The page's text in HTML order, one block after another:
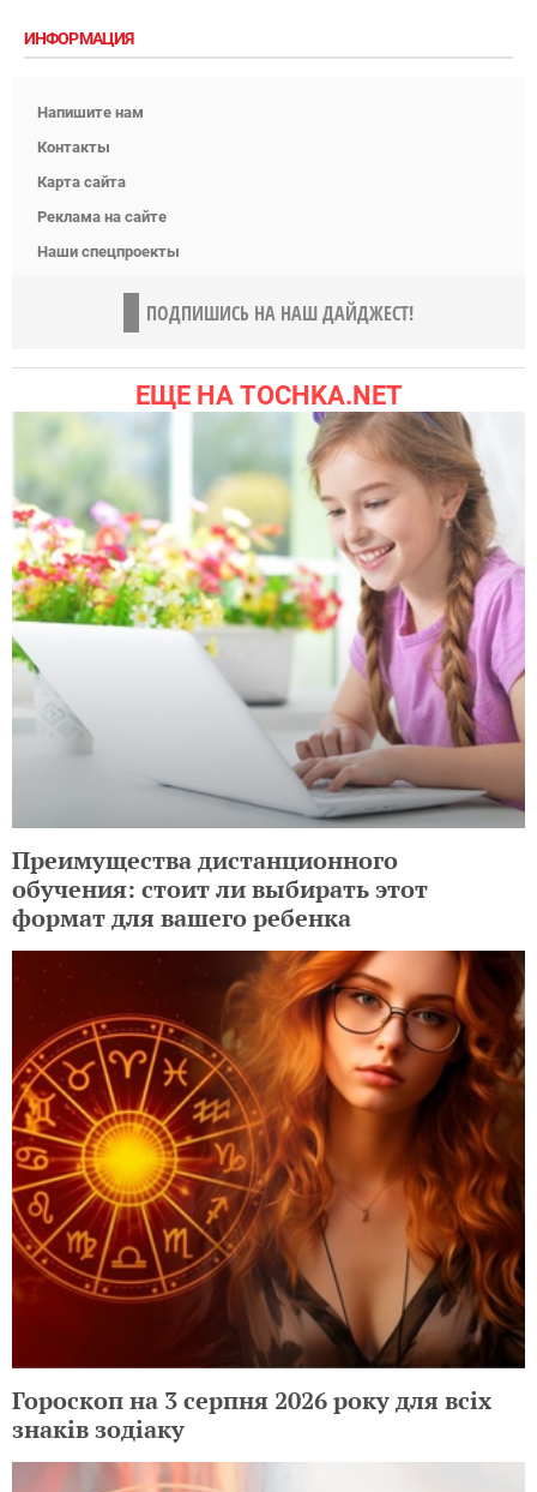
ИНФОРМАЦИЯ
Напишите нам
Контакты
Карта сайта
Реклама на сайте
Наши спецпроекты
ПОДПИШИСЬ НА НАШ ДАЙДЖЕСТ!
ЕЩЕ НА TOCHKA.NET
Преимущества дистанционного
обучения: стоит ли выбирать этот
формат для вашего ребенка
Гороскоп на 3 серпня 2026 року для всіх
знаків зодіаку